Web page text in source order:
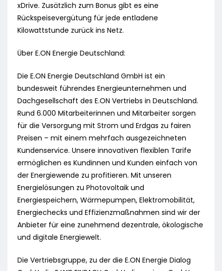
xDrive. Zusätzlich zum Bonus gibt es eine
Rückspeisevergütung für jede entladene
Kilowattstunde zurück ins Netz.
Über E.ON Energie Deutschland:
Die E.ON Energie Deutschland GmbH ist ein
bundesweit führendes Energieunternehmen und
Dachgesellschaft des E.ON Vertriebs in Deutschland.
Rund 6.000 Mitarbeiterinnen und Mitarbeiter sorgen
für die Versorgung mit Strom und Erdgas zu fairen
Preisen – mit einem mehrfach ausgezeichneten
Kundenservice. Unsere innovativen flexiblen Tarife
ermöglichen es Kundinnen und Kunden einfach von
der Energiewende zu profitieren. Mit unseren
Energielösungen zu Photovoltaik und
Energiespeichern, Wärmepumpen, Elektromobilität,
Energiechecks und Effizienzmaßnahmen sind wir der
Anbieter für eine zunehmend dezentrale, ökologische
und digitale Energiewelt.
Die Vertriebsgruppe, zu der die E.ON Energie Dialog